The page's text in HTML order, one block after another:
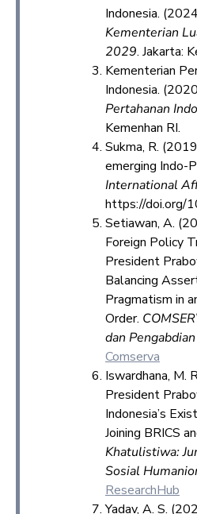
Indonesia.
Kementerian
2029. Jakarta:
Kementerian
Indonesia.
Pertahanan
Kemenhan RI.
Sukma, R.
emerging Indo-
International
https://doi.org/
Setiawan, A.
Foreign Policy
President
Balancing
Pragmatism in
Order.
dan
Comserva
Iswardhana, M.
President
Indonesia’s
Joining BRICS
Khatulistiwa:
Sosial
ResearchHub
Yadav, A. S.